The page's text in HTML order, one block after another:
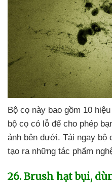
Bộ cọ này bao gồm 10
bộ cọ có lỗ để cho phép
ảnh bên dưới. Tải ngay bộ
tạo ra những tác phẩm
26. Brush hạt bụi,